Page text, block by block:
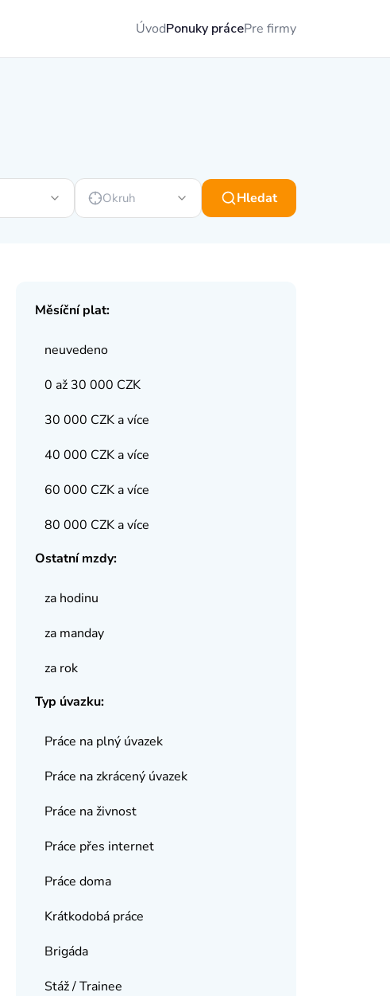
ÚvodPonuky prácePre firmy
Okruh Hledat
Měsíční plat:
neuvedeno
0 až 30 000 CZK
30 000 CZK a více
40 000 CZK a více
60 000 CZK a více
80 000 CZK a více
Ostatní mzdy:
za hodinu
za manday
za rok
Typ úvazku:
Práce na plný úvazek
Práce na zkrácený úvazek
Práce na živnost
Práce přes internet
Práce doma
Krátkodobá práce
Brigáda
Stáž / Trainee